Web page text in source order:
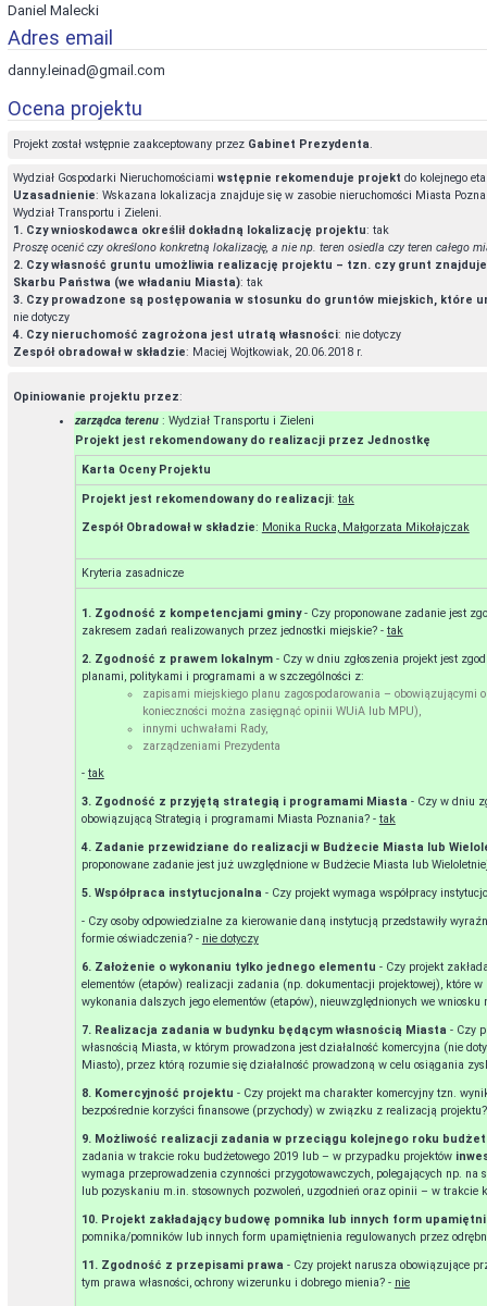
Daniel Malecki
Adres email
danny.leinad@gmail.com
Ocena projektu
Projekt został wstępnie zaakceptowany przez Gabinet Prezydenta.
Wydział Gospodarki Nieruchomościami wstępnie rekomenduje projekt do kolejnego
Uzasadnienie: Wskazana lokalizacja znajduje się w zasobie nieruchomości Miasta
Wydział Transportu i Zieleni.
1. Czy wnioskodawca określił dokładną lokalizację projektu: tak
Proszę ocenić czy określono konkretną lokalizację, a nie np. teren osiedla czy teren całego
2. Czy własność gruntu umożliwia realizację projektu – tzn. czy grunt
Skarbu Państwa (we władaniu Miasta): tak
3. Czy prowadzone są postępowania w stosunku do gruntów miejskich, które
nie dotyczy
4. Czy nieruchomość zagrożona jest utratą własności: nie dotyczy
Zespół obradował w składzie: Maciej Wojtkowiak, 20.06.2018 r.
Opiniowanie projektu przez:
zarządca terenu : Wydział Transportu i Zieleni
Projekt jest rekomendowany do realizacji przez Jednostkę
Karta Oceny Projektu
Projekt jest rekomendowany do realizacji: tak
Zespół Obradował w składzie: Monika Rucka, Małgorzata Mikołajczak
Kryteria zasadnicze
1. Zgodność z kompetencjami gminy- Czy proponowane zadanie jest
zakresem zadań realizowanych przez jednostki miejskie? - tak
2. Zgodność z prawem lokalnym - Czy w dniu zgłoszenia projekt jest
planami, politykami i programami a w szczególności z:
zapisami miejskiego planu zagospodarowania – obowiązującymi
konieczności można zasięgnąć opinii WUiA lub MPU),
innymi uchwałami Rady,
zarządzeniami Prezydenta
- tak
3. Zgodność z przyjętą strategią i programami Miasta - Czy w dniu
obowiązującą Strategią i programami Miasta Poznania? - tak
4. Zadanie przewidziane do realizacji w Budżecie Miasta lub
proponowane zadanie jest już uwzględnione w Budżecie Miasta lub
5. Współpraca instytucjonalna - Czy projekt wymaga współpracy
- Czy osoby odpowiedzialne za kierowanie daną instytucją przedstawiły
formie oświadczenia? - nie dotyczy
6. Założenie o wykonaniu tylko jednego elementu - Czy projekt
elementów (etapów) realizacji zadania (np. dokumentacji projektowej), które w
wykonania dalszych jego elementów (etapów), nieuwzględnionych we wniosku
7. Realizacja zadania w budynku będącym własnością Miasta - Czy
własnością Miasta, w którym prowadzona jest działalność komercyjna (nie
Miasto), przez którą rozumie się działalność prowadzoną w celu osiągania
8. Komercyjność projektu - Czy projekt ma charakter komercyjny tzn.
bezpośrednie korzyści finansowe (przychody) w związku z realizacją
9. Możliwość realizacji zadania w przeciągu kolejnego roku
zadania w trakcie roku budżetowego 2019 lub – w przypadku projektów
wymaga przeprowadzenia czynności przygotowawczych, polegających np. na
lub pozyskaniu m.in. stosownych pozwoleń, uzgodnień oraz opinii – w trakcie
10. Projekt zakładający budowę pomnika lub innych form
pomnika/pomników lub innych form upamiętnienia regulowanych przez
11. Zgodność z przepisami prawa - Czy projekt narusza obowiązujące
tym prawa własności, ochrony wizerunku i dobrego mienia? - nie